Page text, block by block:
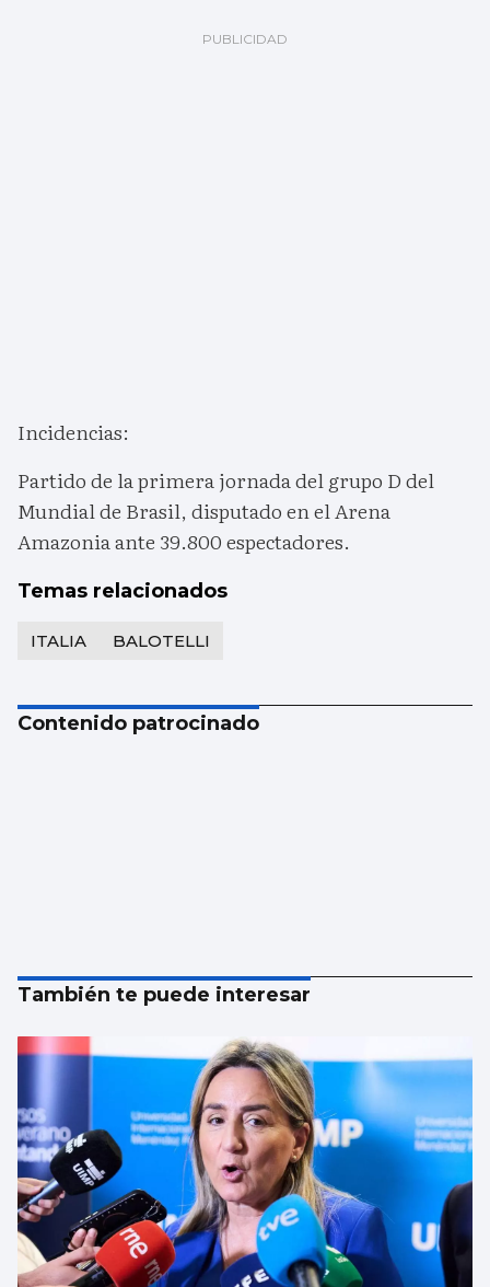
Incidencias:
Partido de la primera jornada del grupo D del
Mundial de Brasil, disputado en el Arena
Amazonia ante 39.800 espectadores.
Temas relacionados
ITALIA BALOTELLI
Contenido patrocinado
También te puede interesar